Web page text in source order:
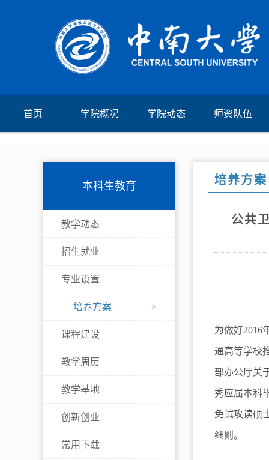
首页 学院概况 学院动态 师资队伍
本科生教育
教学动态
招生就业
专业设置
培养方案
课程建设
教学周历
教学基地
创新创业
常用下载
培养方案
公共
为做好2016
通高等学校
部办公厅关
秀应届本科
免试攻读硕
细则。